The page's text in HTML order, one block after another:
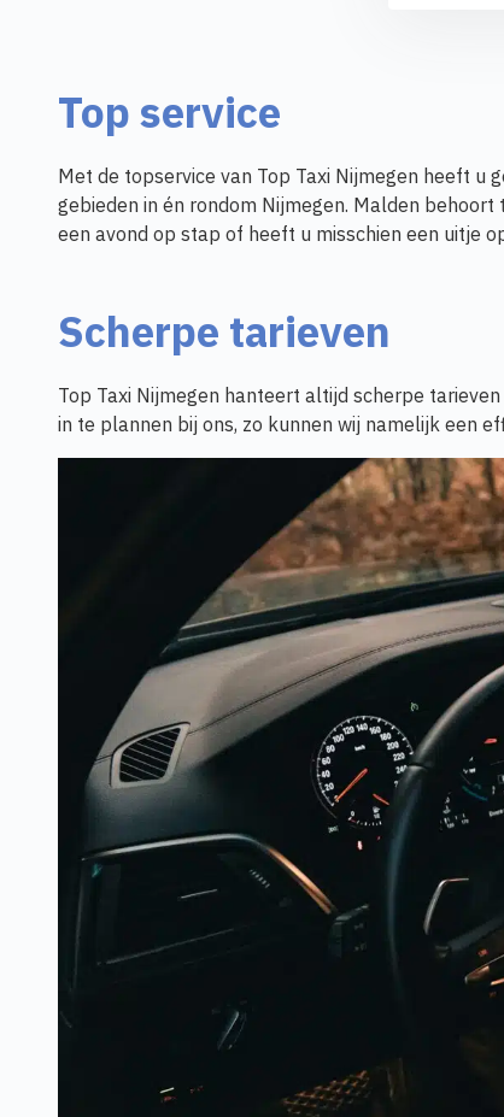
Top service
Met de topservice van Top Taxi Nijmegen heeft u
gebieden in én rondom Nijmegen. Malden behoort
een avond op stap of heeft u misschien een uitje
Scherpe tarieven
Top Taxi Nijmegen hanteert altijd scherpe
in te plannen bij ons, zo kunnen wij namelijk een